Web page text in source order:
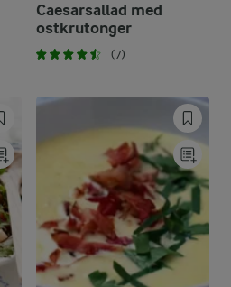
Caesarsallad med
ostkrutonger
(7)